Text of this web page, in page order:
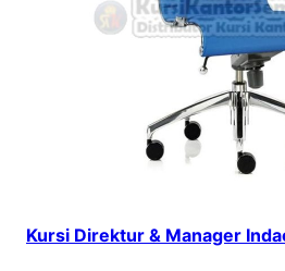
Kursi Direktur & Manager